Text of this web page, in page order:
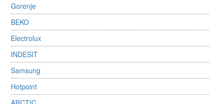
Gorenje
BEKO
Electrolux
INDESIT
Samsung
Hotpoint